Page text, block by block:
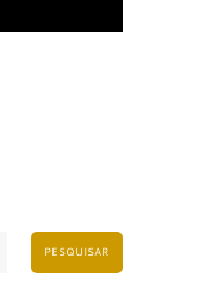
PESQUISAR